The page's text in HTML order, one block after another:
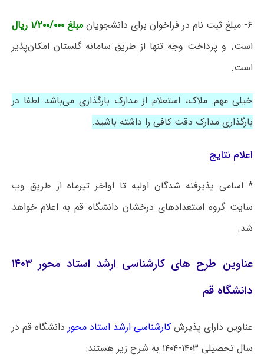
۶- مبلغ ثبت نام در فراخوان برای دانشجویان
مبلغ ۱/۲۰۰/۰۰۰ ریال
است. و پرداخت وجه تنها از طریق سامانه گلستان امکان‌پذیر
است.
خیلی مهم: ملاک، استعلام از مدارک بارگذاری می‌باشد لطفا در
بارگذاری مدارک دقت کافی را داشته باشید.
اعلام نتایج
* اسامی پذیرفته شدگان اولیه تا اواخر تیرماه از طریق وب
سایت گروه استعدادهای درخشان دانشگاه قم به اعلام خواهد
شد.
عناوین طرح های کارشناسی ارشد استاد محور ۱۴۰۳
دانشگاه قم
عناوین دارای پذیرش کارشناسی ارشد استاد محور دانشگاه قم در
سال تحصیلی ۱۴۰۳-۱۴۰۴ به شرح زیر هستند: